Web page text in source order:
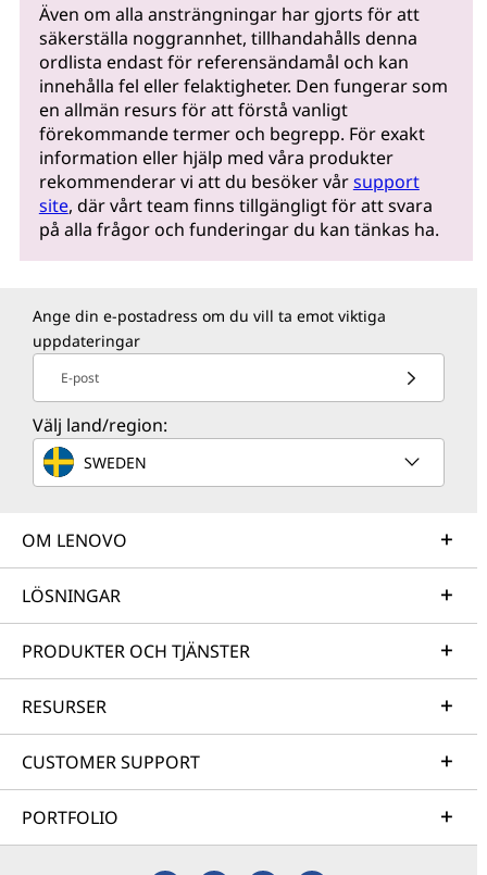
Även om alla ansträngningar har gjorts för att
säkerställa noggrannhet, tillhandahålls denna
ordlista endast för referensändamål och kan
innehålla fel eller felaktigheter. Den fungerar som
en allmän resurs för att förstå vanligt
förekommande termer och begrepp. För exakt
information eller hjälp med våra produkter
rekommenderar vi att du besöker vårsupport
site, där vårt team finns tillgängligt för att svara
på alla frågor och funderingar du kan tänkas ha.
Ange din e-postadress om du vill ta emot viktiga
uppdateringar
E-post
Välj land/region:
SWEDEN
OM LENOVO
LÖSNINGAR
PRODUKTER OCH TJÄNSTER
RESURSER
CUSTOMER SUPPORT
PORTFOLIO